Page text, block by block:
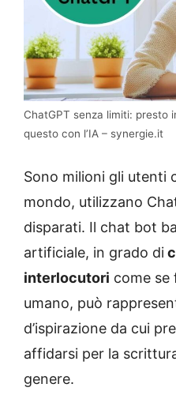
ChatGPT senza limiti: presto
questo con l’IA – synergie.it
Sono milioni gli utenti
mondo, utilizzano
disparati. Il chat bot
artificiale, in grado di
interlocutori come se
umano, può
d’ispirazione da cui
affidarsi per la
genere.